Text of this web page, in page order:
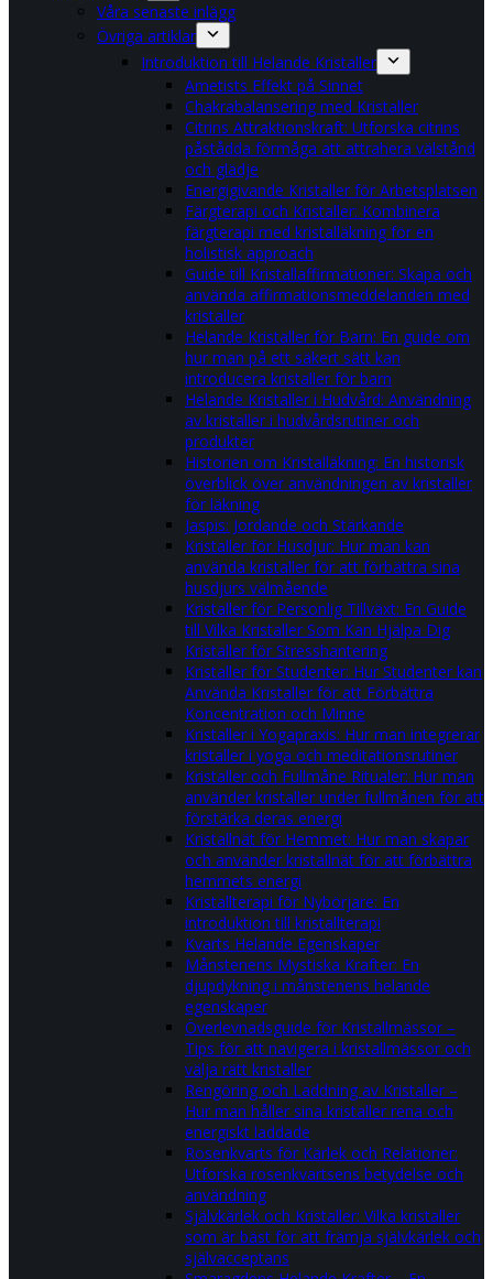
Våra senaste inlägg
Övriga artiklar
Introduktion till Helande Kristaller
Ametists Effekt på Sinnet
Chakrabalansering med Kristaller
Citrins Attraktionskraft: Utforska citrins
påstådda förmåga att attrahera välstånd
och glädje
Energigivande Kristaller för Arbetsplatsen
Färgterapi och Kristaller: Kombinera
färgterapi med kristalläkning för en
holistisk approach
Guide till Kristallaffirmationer: Skapa och
använda affirmationsmeddelanden med
kristaller
Helande Kristaller för Barn: En guide om
hur man på ett säkert sätt kan
introducera kristaller för barn
Helande Kristaller i Hudvård: Användning
av kristaller i hudvårdsrutiner och
produkter
Historien om Kristalläkning: En historisk
överblick över användningen av kristaller
för läkning
Jaspis: Jordande och Stärkande
Kristaller för Husdjur: Hur man kan
använda kristaller för att förbättra sina
husdjurs välmående
Kristaller för Personlig Tillväxt: En Guide
till Vilka Kristaller Som Kan Hjälpa Dig
Kristaller för Stresshantering
Kristaller för Studenter: Hur Studenter kan
Använda Kristaller för att Förbättra
Koncentration och Minne
Kristaller i Yogapraxis: Hur man integrerar
kristaller i yoga och meditationsrutiner
Kristaller och Fullmåne Ritualer: Hur man
använder kristaller under fullmånen för att
förstärka deras energi
Kristallnät för Hemmet: Hur man skapar
och använder kristallnät för att förbättra
hemmets energi
Kristallterapi för Nybörjare: En
introduktion till kristallterapi
Kvarts Helande Egenskaper
Månstenens Mystiska Krafter: En
djupdykning i månstenens helande
egenskaper
Överlevnadsguide för Kristallmässor –
Tips för att navigera i kristallmässor och
välja rätt kristaller
Rengöring och Laddning av Kristaller –
Hur man håller sina kristaller rena och
energiskt laddade
Rosenkvarts för Kärlek och Relationer:
Utforska rosenkvartsens betydelse och
användning
Självkärlek och Kristaller: Vilka kristaller
som är bäst för att främja självkärlek och
självacceptans